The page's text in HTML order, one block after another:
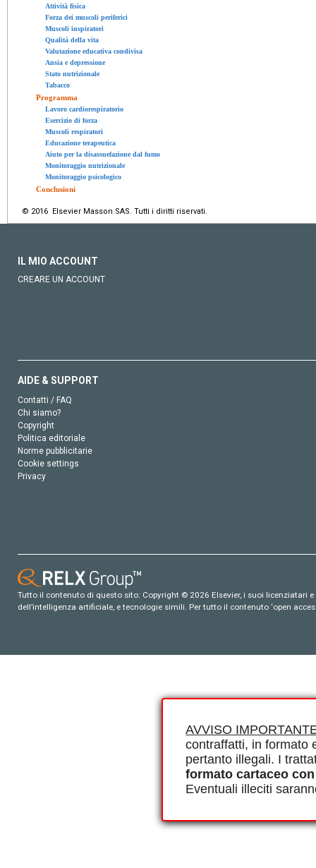
AVVISO
contraffatti, in formato
pertanto illegali. I
formato cartaceo
Eventuali illeciti
Attività fisica
Forza dei muscoli periferici
Muscoli inspiratori
Qualità della vita
Valutazione educativa condivisa
Ansia e depressione
Stato nutrizionale
Tabacco
Programma
Lavoro cardiorespiratorio
Esercizio di forza
Muscoli respiratori
Educazione terapeutica
Aiuto per la disassuefazione dal fumo
Monitoraggio nutrizionale
Monitoraggio psicologico
Conclusioni
© 2016 Elsevier Masson SAS. Tutti i diritti riservati.
IL MIO ACCOUNT
CREARE UN ACCOUNT
AIDE & SUPPORT
Contatti / FAQ
Chi siamo?
Copyright
Politica editoriale
Norme pubblicitarie
Cookie settings
Privacy
Tutto il contenuto di questo sito: Copyright © 2026 Elsevier, i suoi
dell’intelligenza artificiale, e tecnologie simili. Per tutto il contenuto ‘open